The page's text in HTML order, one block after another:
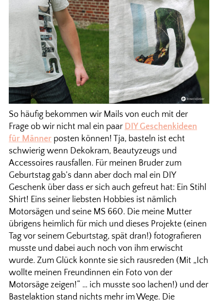
So häufig bekommen wir Mails von euch mit der
Frage ob wir nicht mal ein paar DIY Geschenkideen
für Männerposten können! Tja, basteln ist echt
schwierig wenn Dekokram, Beautyzeugs und
Accessoires rausfallen. Für meinen Bruder zum
Geburtstag gab’s dann aber doch mal ein DIY
Geschenk über dass er sich auch gefreut hat: Ein Stihl
Shirt! Eins seiner liebsten Hobbies ist nämlich
Motorsägen und seine MS 660. Die meine Mutter
übrigens heimlich für mich und dieses Projekte (einen
Tag vor seinem Geburtstag, spät dran!) fotografieren
musste und dabei auch noch von ihm erwischt
wurde. Zum Glück konnte sie sich rausreden (Mit „Ich
wollte meinen Freundinnen ein Foto von der
Motorsäge zeigen!“ … ich musste soo lachen!) und der
Bastelaktion stand nichts mehr im Wege. Die